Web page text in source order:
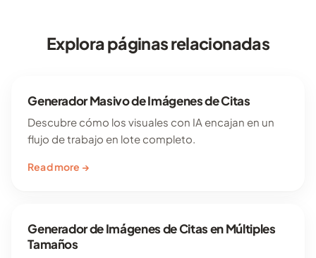
Explora páginas relacionadas
Generador Masivo de Imágenes de Citas
Descubre cómo los visuales con IA encajan en un
flujo de trabajo en lote completo.
Read more →
Generador de Imágenes de Citas en Múltiples
Tamaños